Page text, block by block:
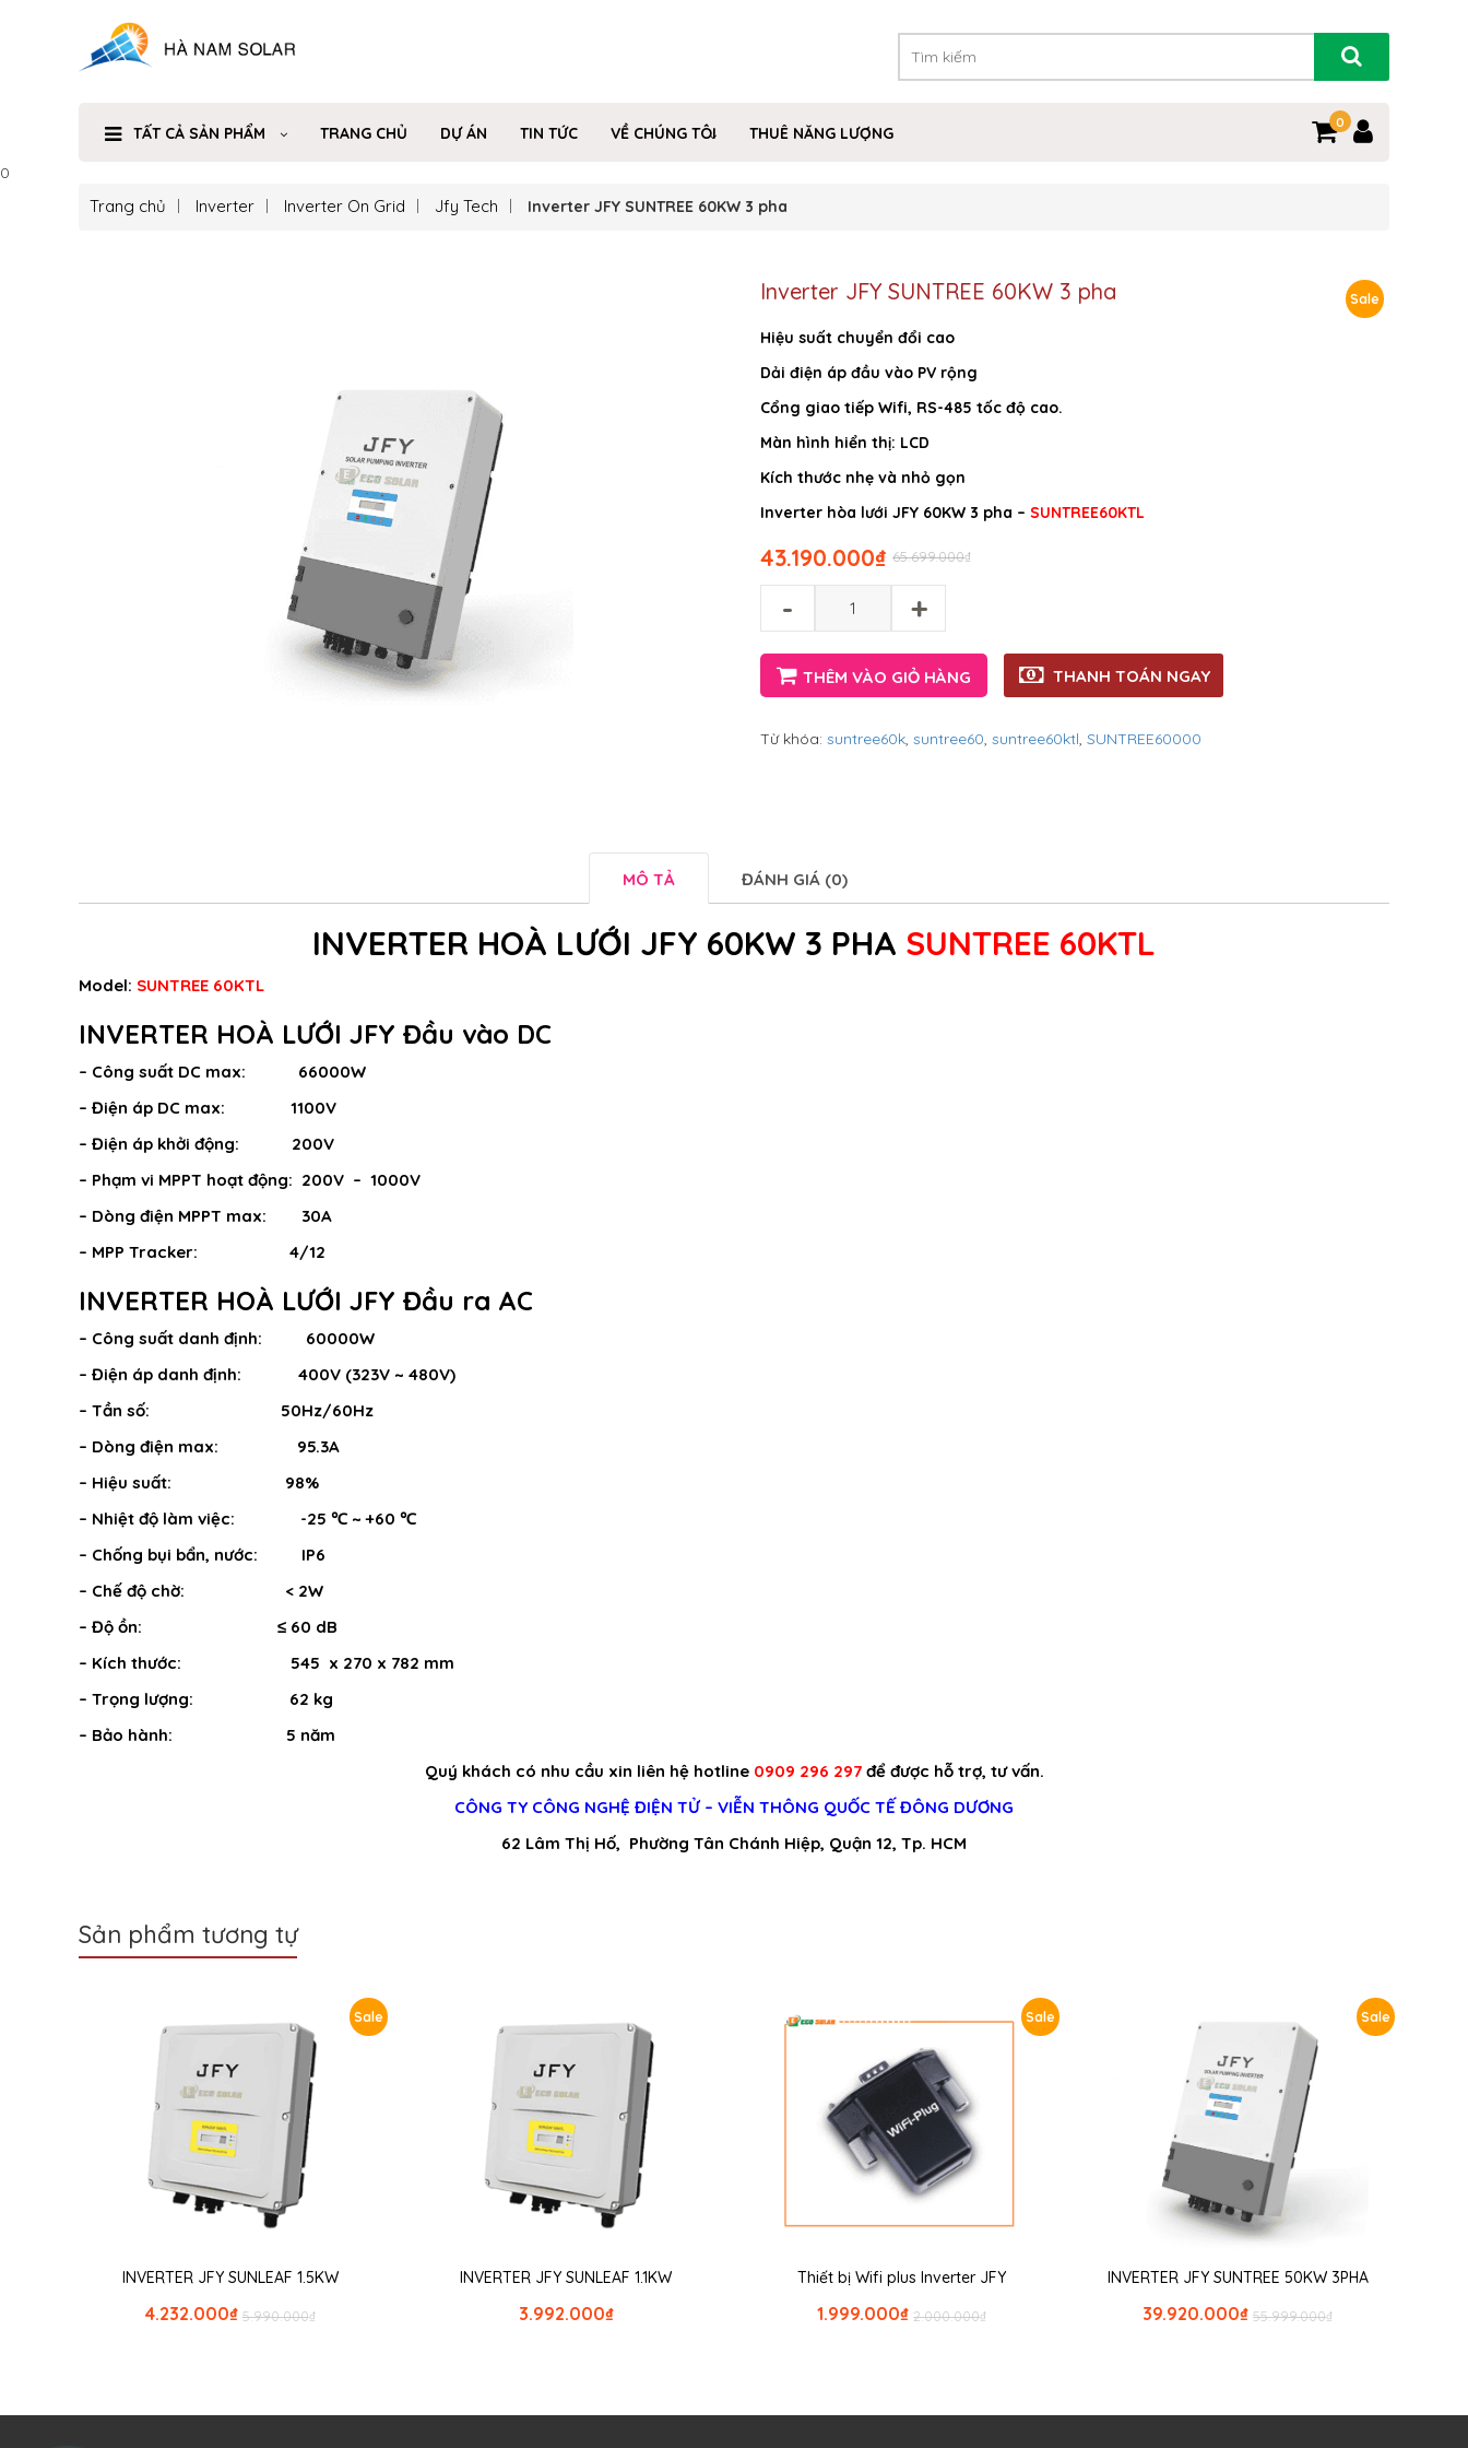
TẤT CẢ SẢN PHẨM TRANG CHỦ DỰ ÁN TIN TỨC VỀ CHÚNG TÔI THUÊ NĂNG LƯỢNG
0
0
Trang chủ Inverter Inverter On Grid Jfy Tech Inverter JFY SUNTREE 60KW 3 pha
Sale
Inverter JFY SUNTREE 60KW 3 pha
Hiệu suất chuyển đổi cao
Dải điện áp đầu vào PV rộng
Cổng giao tiếp Wifi, RS-485 tốc độ cao.
Màn hình hiển thị: LCD
Kích thước nhẹ và nhỏ gọn
Inverter hòa lưới JFY 60KW 3 pha – SUNTREE60KTL
₫
65.699.000
₫
43.190.000
- +
THÊM VÀO GIỎ HÀNG THANH TOÁN NGAY
Từ khóa: suntree60k, suntree60, suntree60ktl, SUNTREE60000
MÔ TẢ ĐÁNH GIÁ (0)
INVERTER HOÀ LƯỚI JFY 60KW 3 PHA SUNTREE 60KTL
Model: SUNTREE 60KTL
INVERTER HOÀ LƯỚI JFY Đầu vào DC
– Công suất DC max: 66000W
– Điện áp DC max: 1100V
– Điện áp khởi động: 200V
– Phạm vi MPPT hoạt động: 200V – 1000V
– Dòng điện MPPT max: 30A
– MPP Tracker: 4/12
INVERTER HOÀ LƯỚI JFY Đầu ra AC
– Công suất danh định: 60000W
– Điện áp danh định: 400V (323V ~ 480V)
– Tần số: 50Hz/60Hz
– Dòng điện max: 95.3A
– Hiệu suất: 98%
– Nhiệt độ làm việc: -25 ℃ ~ +60 ℃
– Chống bụi bẩn, nước: IP6
– Chế độ chờ: < 2W
– Độ ồn: ≤ 60 dB
– Kích thước: 545 x 270 x 782 mm
– Trọng lượng: 62 kg
– Bảo hành: 5 năm
Quý khách có nhu cầu xin liên hệ hotline 0909 296 297 để được hỗ trợ, tư vấn.
CÔNG TY CÔNG NGHỆ ĐIỆN TỬ – VIỄN THÔNG QUỐC TẾ ĐÔNG DƯƠNG
62 Lâm Thị Hố, Phường Tân Chánh Hiệp, Quận 12, Tp. HCM
Sản phẩm tương tự
Sale
INVERTER JFY SUNLEAF 1.5KW
₫
5.990.000
₫
4.232.000
INVERTER JFY SUNLEAF 1.1KW
₫
3.992.000
Sale
Thiết bị Wifi plus Inverter JFY
₫
2.000.000
₫
1.999.000
Sale
INVERTER JFY SUNTREE 50KW 3PHA
₫
55.999.000
₫
39.920.000